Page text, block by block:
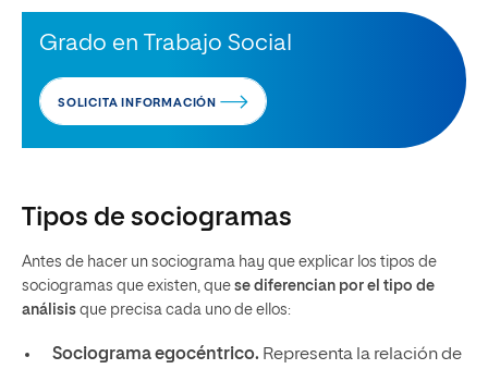
Grado en Trabajo Social
SOLICITA INFORMACIÓN
Tipos de sociogramas
Antes de hacer un sociograma hay que explicar los tipos de
sociogramas que existen, que se diferencian por el tipo de
análisis que precisa cada uno de ellos:
Sociograma egocéntrico. Representa la relación de